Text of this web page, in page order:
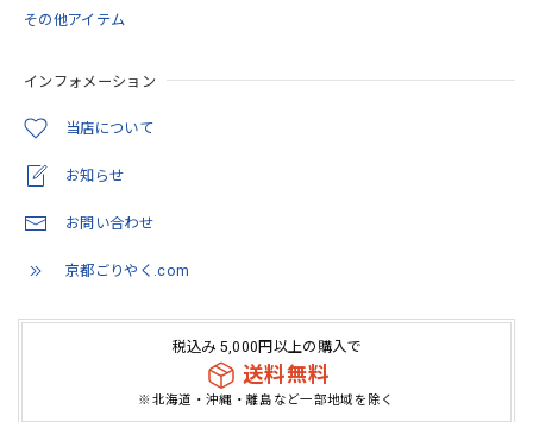
その他アイテム
インフォメーション
当店について
お知らせ
お問い合わせ
京都ごりやく.com
税込み 5,000円以上の購入で
送料無料
※北海道・沖縄・離島など一部地域を除く
とても綺麗でした。 いろんな思いを…COLORで観た価値に
変わってたように… 隙間を穴埋めするような感覚が安心感
に。 繋がってるように思います。
います。 また機会がありましたらよろしくお願
2026/05/07